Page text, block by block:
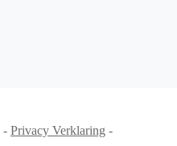
- Privacy Verklaring -